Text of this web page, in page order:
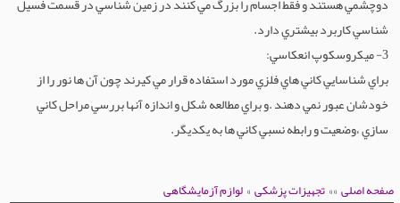
ماشین آلات بافندگی
ماشین آلات قالیشویی
شناسي كاربرد بيشتري دارد.
3- ميكروسكوپ انعكاسي:
براي شناسايي كاني هاي فلزي مورد استفاده قرار مي كيرند چون آن ها نور را از
خودشان عبور نمي دهند .و براي مطالعه شكل و اندازه آنها بررسي مراحل كاني
سازي ،وضعيت و رابطه نسبي كاني ها به يكديگر.
صفحه اصلی»»تجهیزات پزشکی»لوازم آزمایشگاهی